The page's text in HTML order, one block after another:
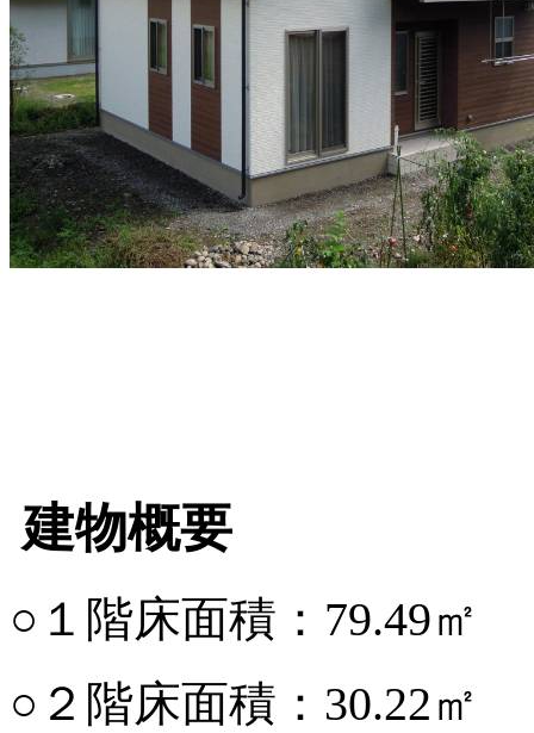
建物概要
○１階床面積：79.49㎡
○２階床面積：30.22㎡